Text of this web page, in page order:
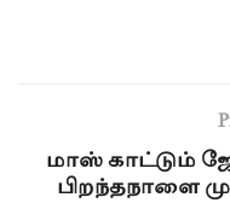
மாஸ் காட்டும்
பிறந்தநாளை